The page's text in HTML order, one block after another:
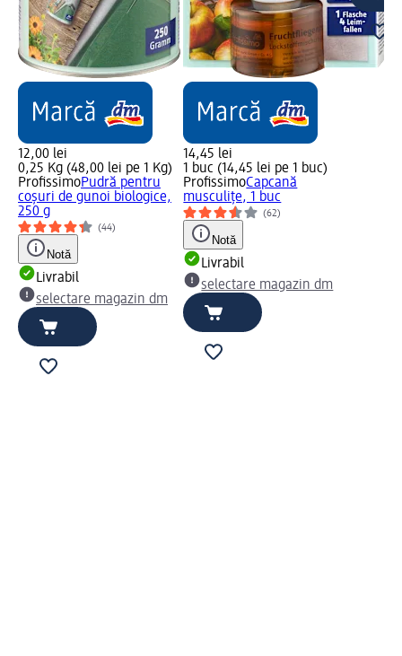
12,00 lei
0,25 Kg (48,00 lei pe 1 Kg)
ProfissimoPudră pentru
coșuri de gunoi biologice,
250 g
(44)
Notă
Livrabil
selectare magazin dm
14,45 lei
1 buc (14,45 lei pe 1 buc)
ProfissimoCapcană
musculițe, 1 buc
(62)
Notă
Livrabil
selectare magazin dm